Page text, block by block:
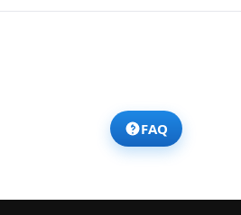
FAQ